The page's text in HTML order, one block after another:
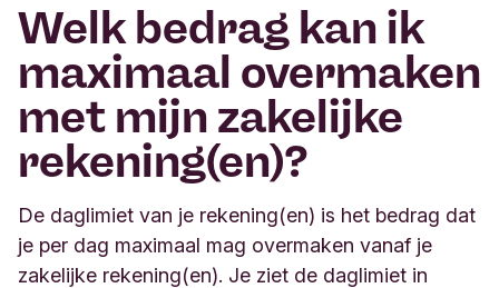
Welk bedrag kan ik
maximaal overmaken
met mijn zakelijke
rekening(en)?
De daglimiet van je rekening(en) is het bedrag dat
je per dag maximaal mag overmaken vanaf je
zakelijke rekening(en). Je ziet de daglimiet in